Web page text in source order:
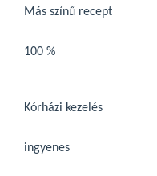
Más színű recept
100 %
Kórházi kezelés
ingyenes